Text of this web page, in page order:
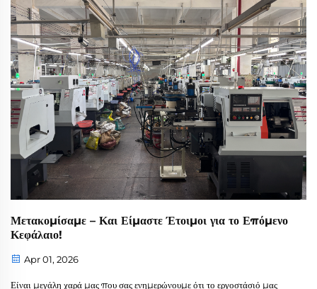
νεότερα προϊόντα μας—ιδιαίτερα τα σετ κατσαβιδιών με μηχανισμό
ράτσετ και τα σετ ακριβείας κατσαβιδιών σε μορφή στιλό—προσέλκυσαν
ιδιαίτερη προσοχή και έλαβαν θετικά σχόλια για το λειτουργικό τους
σχεδιασμό και την ευκολία μεταφοράς.
Μετακομίσαμε – Και Είμαστε Έτοιμοι για το Επόμενο
Κεφάλαιο!
Apr 01, 2026
Είναι μεγάλη χαρά μας που σας ενημερώνουμε ότι το εργοστάσιό μας